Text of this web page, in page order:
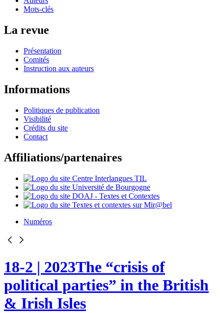
Mots-clés
La revue
Présentation
Comités
Instruction aux auteurs
Informations
Politiques de publication
Visibilité
Crédits du site
Contact
Affiliations/partenaires
Numéros
18-2 | 2023The “crisis of
political parties” in the British
& Irish Isles